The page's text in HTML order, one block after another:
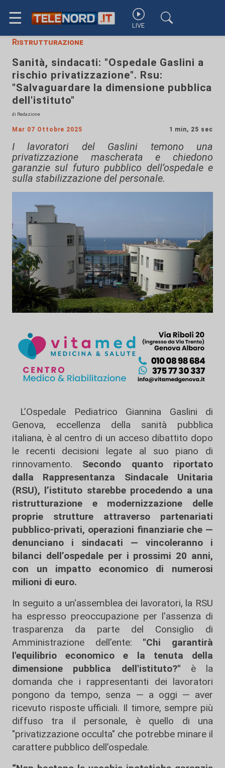
☰ LIVE
Ristrutturazione
Sanità, sindacati: "Ospedale Gaslini a
rischio privatizzazione". Rsu:
"Salvaguardare la dimensione pubblica
dell'istituto"
di Redazione
Mar 07 Ottobre 2025 1 min, 25 sec
I lavoratori del Gaslini temono una
privatizzazione mascherata e chiedono
garanzie sul futuro pubblico dell’ospedale e
sulla stabilizzazione del personale.
L’Ospedale Pediatrico Giannina Gaslini di
Genova, eccellenza della sanità pubblica
italiana, è al centro di un acceso dibattito dopo
le recenti decisioni legate al suo piano di
rinnovamento. Secondo quanto riportato
dalla Rappresentanza Sindacale Unitaria
(RSU), l’istituto starebbe procedendo a una
ristrutturazione e modernizzazione delle
proprie strutture attraverso partenariati
pubblico-privati, operazioni finanziarie che —
denunciano i sindacati — vincoleranno i
bilanci dell’ospedale per i prossimi 20 anni,
con un impatto economico di numerosi
milioni di euro.
In seguito a un'assemblea dei lavoratori, la RSU
ha espresso preoccupazione per l'assenza di
trasparenza da parte del Consiglio di
Amministrazione dell’ente: "Chi garantirà
l'equilibrio economico e la tenuta della
dimensione pubblica dell'istituto?" è la
domanda che i rappresentanti dei lavoratori
pongono da tempo, senza — a oggi — aver
ricevuto risposte ufficiali. Il timore, sempre più
diffuso tra il personale, è quello di una
"privatizzazione occulta" che potrebbe minare il
carattere pubblico dell’ospedale.